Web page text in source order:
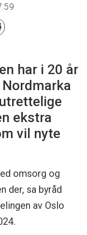
har i 20 år
ekstra
vil nyte
omsorg og
der, sa byråd
av Oslo